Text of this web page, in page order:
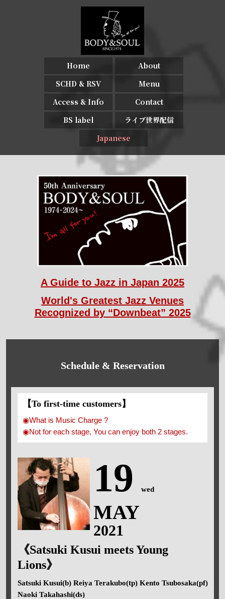
Home
About
SCHD & RSV
Menu
Access & Info
Contact
BS label
ライブ世界配信
Japanese
A Guide to Jazz in Japan 2025
World's Greatest Jazz Venues
Recognized by “Downbeat” 2025
Schedule & Reservation
【To first-time customers】
◉What is Music Charge ?
◉Not for each stage, You can enjoy both 2 stages.
19 wed
MAY
2021
《Satsuki Kusui meets Young
Lions》
Satsuki Kusui(b) Reiya Terakubo(tp) Kento Tsubosaka(pf)
Naoki Takahashi(ds)